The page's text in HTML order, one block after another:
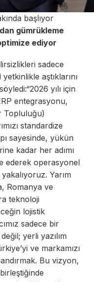
başlıyor
gümrükleme
ediyor
sadece
aştıklarını
yılı için
entegrasyonu,
Topluluğu)
standardize
sayesinde, yükün
kadar her adımı
ederek operasyonel
Yarım
Romanya ve
teknoloji
lojistik
sadece bir
yerli yazılım
ve markamızı
Bu vizyon,